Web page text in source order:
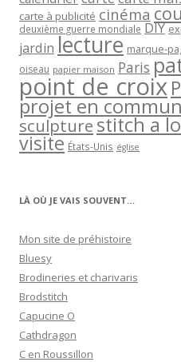
carte à publicité cinéma
deuxième guerre mondiale DIY
jardin lecture marque-
oiseau papier maison Paris
point de croix
projet en
sculpturestitch a
visite États-Unis église
LÀ OÙ JE VAIS SOUVENT…
Mon site de préhistoire
Bluesy
Brodineries et charivaris
Brodstitch
Capucine O
Cathdragon
C en Roussillon